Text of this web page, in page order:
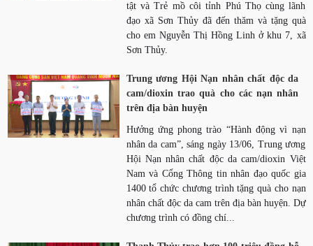
tật và Trẻ mồ côi tỉnh Phú Thọ cùng lãnh
đạo xã Sơn Thủy đã đến thăm và tặng quà
cho em Nguyễn Thị Hồng Linh ở khu 7, xã
Sơn Thủy.
Trung ương Hội Nạn nhân chất độc da
cam/dioxin trao quà cho các nạn nhân
trên địa bàn huyện
Hưởng ứng phong trào “Hành động vì nạn
nhân da cam”, sáng ngày 13/06, Trung ương
Hội Nạn nhân chất độc da cam/dioxin Việt
Nam và Cổng Thông tin nhân đạo quốc gia
1400 tổ chức chương trình tặng quà cho nạn
nhân chất độc da cam trên địa bàn huyện. Dự
chương trình có đồng chí...